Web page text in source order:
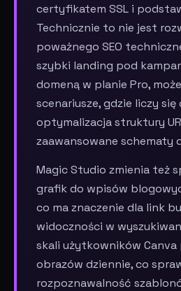
certyfikatem SSL i
Technicznie to nie jest
poważnego SEO
szybki landing pod
domeną w planie Pro,
scenariusze, gdzie liczy się
optymalizacja struktury
zaawansowane schematy
Magic Studio zmienia też
grafik do wpisów
co ma znaczenie dla link
widoczności w
skali użytkowników
obrazów dziennie, co
rozpoznawalność